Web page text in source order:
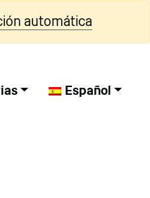
automática
Español